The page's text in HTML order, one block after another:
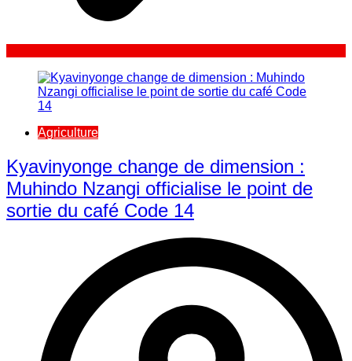
Agriculture
Kyavinyonge change de dimension :
Muhindo Nzangi officialise le point de
sortie du café Code 14